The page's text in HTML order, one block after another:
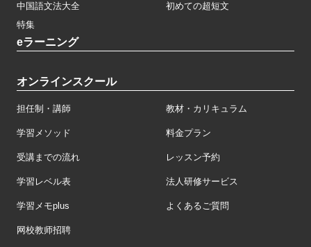
中国語文法大全
初めての超短文
特集
eラーニング
オンラインスクール
担任制・講師 教材・カリキュラム
学習メソッド 料金プラン
受講までの流れ レッスン予約
学習レベル表 法人研修サービス
学習メモplus よくあるご質問
网校教师招聘